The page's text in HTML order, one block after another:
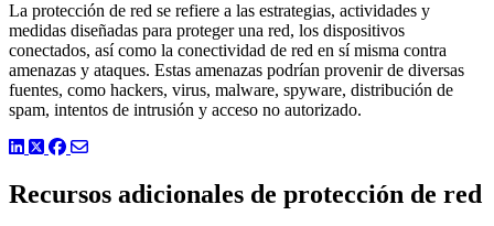
La protección de red se refiere a las estrategias, actividades y
medidas diseñadas para proteger una red, los dispositivos
conectados, así como la conectividad de red en sí misma contra
amenazas y ataques. Estas amenazas podrían provenir de diversas
fuentes, como hackers, virus, malware, spyware, distribución de
spam, intentos de intrusión y acceso no autorizado.
LinkedIn
TwitterFacebook
Recursos adicionales de protección de red